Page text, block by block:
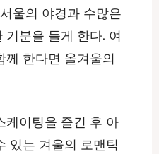
울의 야경과 수많은
분을 들게 한다. 여
께 한다면 올겨울의
케이팅을 즐긴 후 아
있는 겨울의 로맨틱